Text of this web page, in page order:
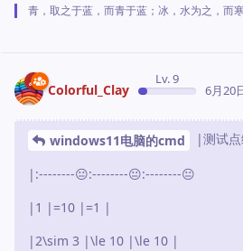
青，取之于蓝，而青于蓝；冰，水为之，而寒
Colorful_Clay
Lv. 9
6月20
windows11电脑的cmd |测试
|:--------😐:--------😐:--------😐
|1 |=10 |=1 |
|2\sim 3 |\le 10 |\le 10 |